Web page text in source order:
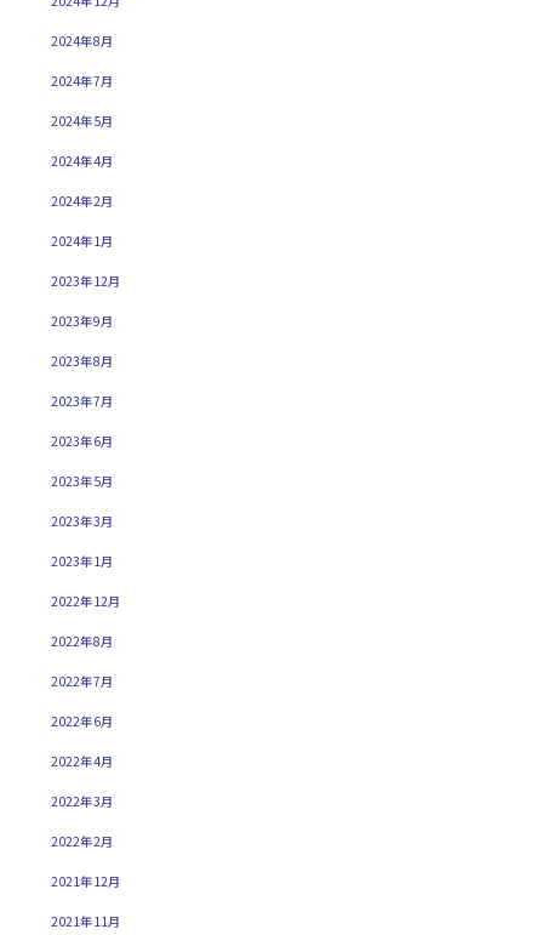
2024年8月
2024年7月
2024年5月
2024年4月
2024年2月
2024年1月
2023年12月
2023年9月
2023年8月
2023年7月
2023年6月
2023年5月
2023年3月
2023年1月
2022年12月
2022年8月
2022年7月
2022年6月
2022年4月
2022年3月
2022年2月
2021年12月
2021年11月